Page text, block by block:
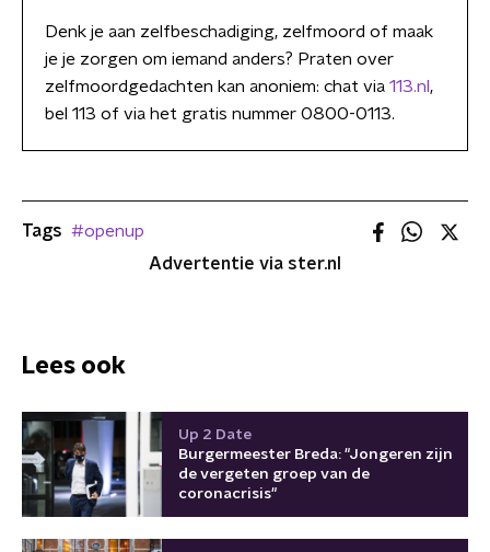
Denk je aan zelfbeschadiging, zelfmoord of maak
je je zorgen om iemand anders? Praten over
zelfmoordgedachten kan anoniem: chat via 113.nl ,
bel 113 of via het gratis nummer 0800-0113.
Tags #openup
Advertentie via ster.nl
Lees ook
Up 2 Date
Burgermeester Breda: "Jongeren zijn
de vergeten groep van de
coronacrisis"